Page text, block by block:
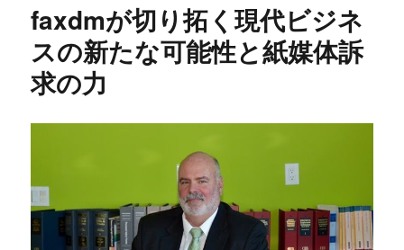
ー
faxdmが切り拓く現代ビジネ
スの新たな可能性と紙媒体訴
求の力